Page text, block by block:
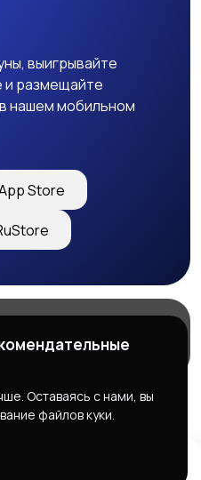
выигрывайте
и размещайте
нашем мобильном
Store
объявлений ДНР
Оставаясь с нами, вы
файлов куки.